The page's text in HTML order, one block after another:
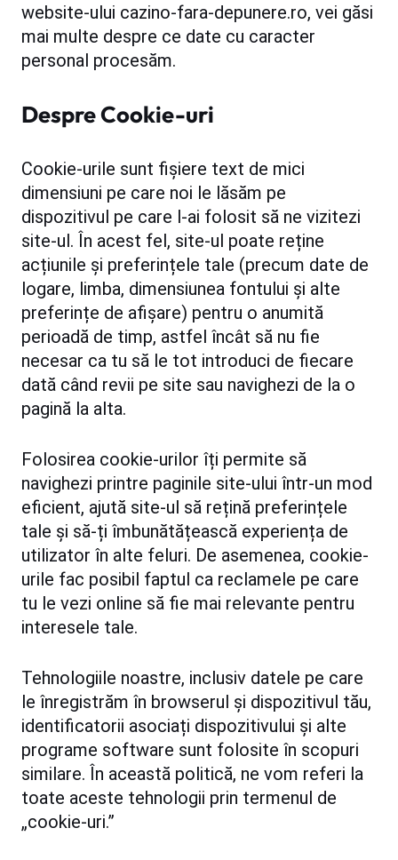
website-ului cazino-fara-depunere.ro, vei găsi
mai multe despre ce date cu caracter
personal procesăm.
Despre Cookie-uri
Cookie-urile sunt fișiere text de mici
dimensiuni pe care noi le lăsăm pe
dispozitivul pe care l-ai folosit să ne vizitezi
site-ul. În acest fel, site-ul poate reține
acțiunile și preferințele tale (precum date de
logare, limba, dimensiunea fontului și alte
preferințe de afișare) pentru o anumită
perioadă de timp, astfel încât să nu fie
necesar ca tu să le tot introduci de fiecare
dată când revii pe site sau navighezi de la o
pagină la alta.
Folosirea cookie-urilor îți permite să
navighezi printre paginile site-ului într-un mod
eficient, ajută site-ul să rețină preferințele
tale și să-ți îmbunătățească experiența de
utilizator în alte feluri. De asemenea, cookie-
urile fac posibil faptul ca reclamele pe care
tu le vezi online să fie mai relevante pentru
interesele tale.
Tehnologiile noastre, inclusiv datele pe care
le înregistrăm în browserul și dispozitivul tău,
identificatorii asociați dispozitivului și alte
programe software sunt folosite în scopuri
similare. În această politică, ne vom referi la
toate aceste tehnologii prin termenul de
„cookie-uri.”